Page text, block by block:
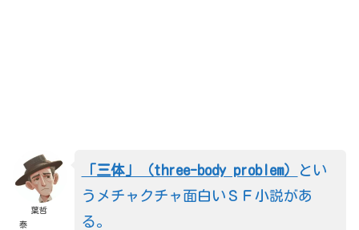
葉哲
泰
「三体」（three-body problem）
とい
うメチャクチャ面白いＳＦ小説があ
る。